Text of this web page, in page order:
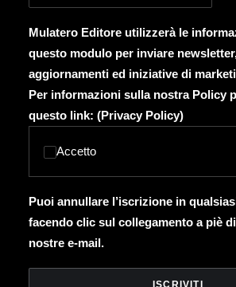
Mulatero Editore utilizzerà le
questo modulo per inviare
aggiornamenti ed iniziative di
Per informazioni sulla nostra Policy
questo link: (Privacy Policy)
Accetto
Puoi annullare l’iscrizione in
facendo clic sul collegamento a piè
nostre e-mail.